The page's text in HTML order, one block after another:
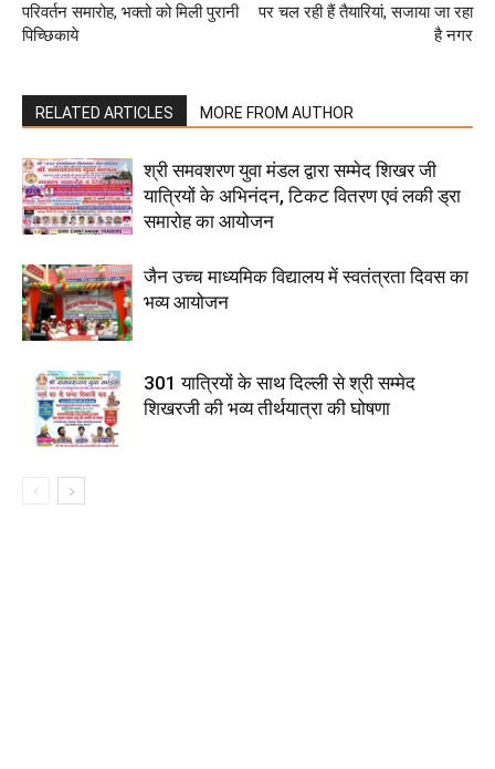
परिवर्तन समारोह, भक्तो को मिली पुरानी
पिच्छिकाये
पर चल रही हैं तैयारियां, सजाया जा रहा
है नगर
RELATED ARTICLES MORE FROM AUTHOR
श्री समवशरण युवा मंडल द्वारा सम्मेद शिखर जी
यात्रियों के अभिनंदन, टिकट वितरण एवं लकी ड्रा
समारोह का आयोजन
जैन उच्च माध्यमिक विद्यालय में स्वतंत्रता दिवस का
भव्य आयोजन
301 यात्रियों के साथ दिल्ली से श्री सम्मेद
शिखरजी की भव्य तीर्थयात्रा की घोषणा